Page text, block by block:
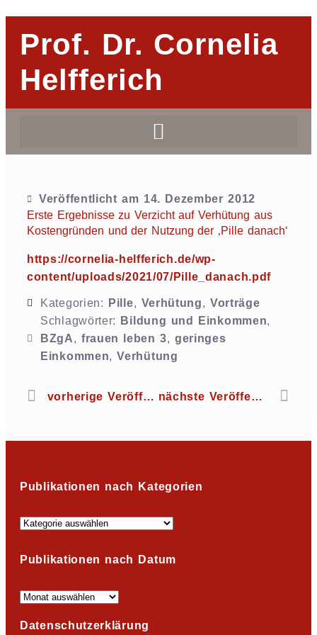
Prof. Dr. Cornelia
Helfferich
Veröffentlicht am 14. Dezember 2012
Erste Ergebnisse zu Verzicht auf Verhütung aus
Kostengründen und der Nutzung der ‚Pille danach‘
https://cornelia-helfferich.de/wp-
content/uploads/2021/07/Pille_danach.pdf
Kategorien: Pille, Verhütung, Vorträge
Schlagwörter:
Bildung und Einkommen,
BZgA, frauen leben 3, geringes
Einkommen,Verhütung
vorherige Veröffentlichung nächste Veröffentlichung
Publikationen nach Kategorien
Publikationen nach Datum
Datenschutzerklärung